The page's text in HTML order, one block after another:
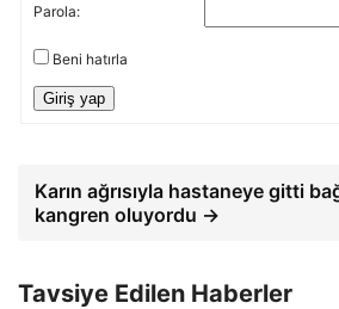
Parola:
Beni hatırla
Giriş yap
Karın ağrısıyla hastaneye gitti
kangren oluyordu →
Tavsiye Edilen Haberler